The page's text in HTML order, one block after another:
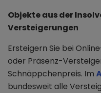
Objekte aus der
Versteigerungen
Ersteigern Sie bei
oder Präsenz-
Schnäppchenpreis. Im
bundesweit alle